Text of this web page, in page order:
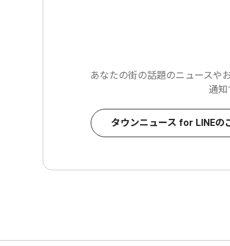
あなたの街の話題のニュースや
通知
タウンニュース for LINEの